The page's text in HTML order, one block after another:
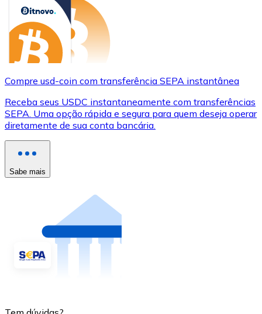
Compre usd-coin com transferência SEPA instantânea
Receba seus USDC instantaneamente com transferências
SEPA. Uma opção rápida e segura para quem deseja operar
diretamente de sua conta bancária.
Sabe mais